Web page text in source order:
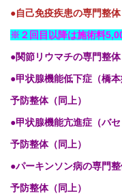
●自己免疫疾患の専門整体
※２回目以降は施術料
●関節リウマチの専門整体
●甲状腺機能低下症（橋
予防整体（同上）
●甲状腺機能亢進症（バ
予防整体（同上）
●パーキンソン病の専門
予防整体（同上）